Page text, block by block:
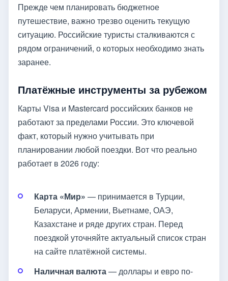
Прежде чем планировать бюджетное
путешествие, важно трезво оценить текущую
ситуацию. Российские туристы сталкиваются с
рядом ограничений, о которых необходимо знать
заранее.
Платёжные инструменты за рубежом
Карты Visa и Mastercard российских банков не
работают за пределами России. Это ключевой
факт, который нужно учитывать при
планировании любой поездки. Вот что реально
работает в 2026 году:
Карта «Мир» — принимается в Турции,
Беларуси, Армении, Вьетнаме, ОАЭ,
Казахстане и ряде других стран. Перед
поездкой уточняйте актуальный список стран
на сайте платёжной системы.
Наличная валюта— доллары и евро по-